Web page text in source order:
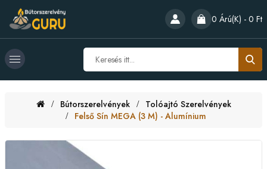
0 Árú(k) - 0 Ft
Bútorszerelvények
Tolóajtó Szerelvények
Felső Sín MEGA (3 M) - Alumínium